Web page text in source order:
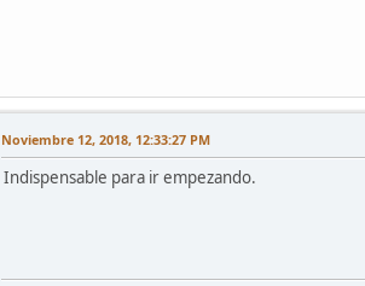
Noviembre 12, 2018, 12:33:27 PM
Indispensable para ir empezando.